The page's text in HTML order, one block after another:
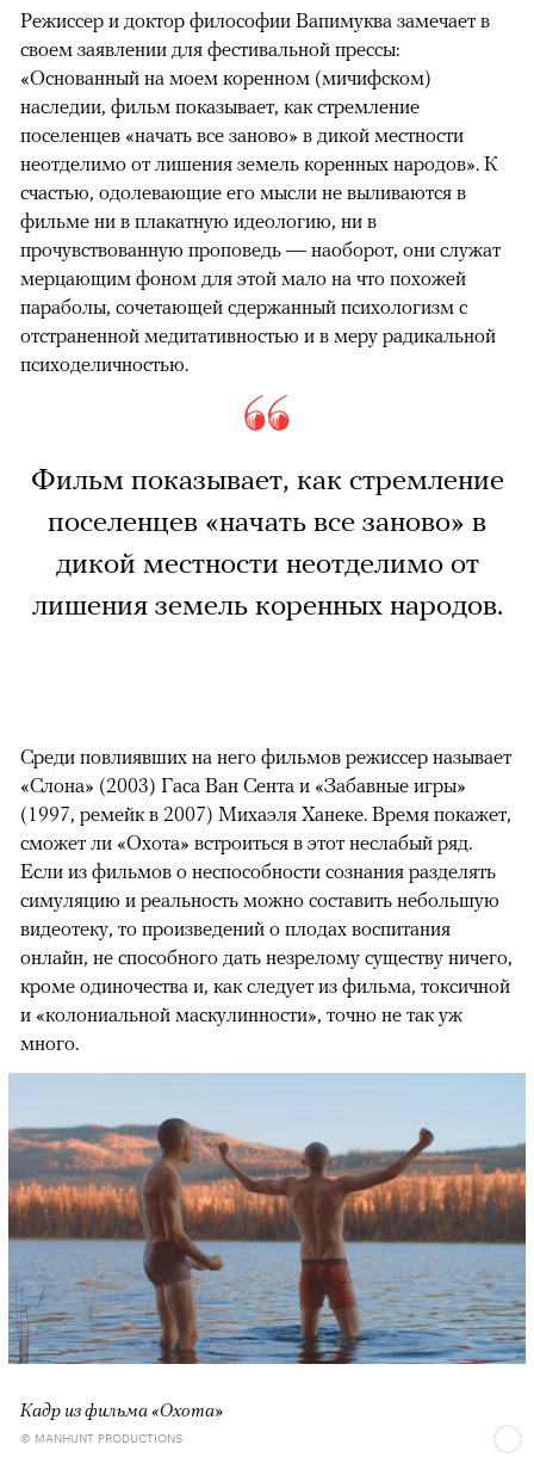
Режиссер и доктор философии Вапимуква замечает в
своем заявлении для фестивальной прессы:
«Основанный на моем коренном (мичифском)
наследии, фильм показывает, как стремление
поселенцев «начать все заново» в дикой местности
неотделимо от лишения земель коренных народов». К
счастью, одолевающие его мысли не выливаются в
фильме ни в плакатную идеологию, ни в
прочувствованную проповедь — наоборот, они служат
мерцающим фоном для этой мало на что похожей
параболы, сочетающей сдержанный психологизм с
отстраненной медитативностью и в меру радикальной
психоделичностью.
Фильм показывает, как стремление
поселенцев «начать все заново» в
дикой местности неотделимо от
лишения земель коренных народов.
Среди повлиявших на него фильмов режиссер называет
«Слона» (2003) Гаса Ван Сента и «Забавные игры»
(1997, ремейк в 2007) Михаэля Ханеке. Время покажет,
сможет ли «Охота» встроиться в этот неслабый ряд.
Если из фильмов о неспособности сознания разделять
симуляцию и реальность можно составить небольшую
видеотеку, то произведений о плодах воспитания
онлайн, не способного дать незрелому существу ничего,
кроме одиночества и, как следует из фильма, токсичной
и «колониальной маскулинности», точно не так уж
много.
Кадр из фильма «Охота»
© MANHUNT PRODUCTIONS